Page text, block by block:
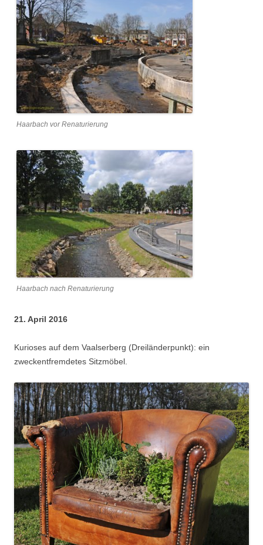
Haarbach vor Renaturierung
Haarbach nach Renaturierung
21. April 2016
Kurioses auf dem Vaalserberg (Dreiländerpunkt): ein
zweckentfremdetes Sitzmöbel.